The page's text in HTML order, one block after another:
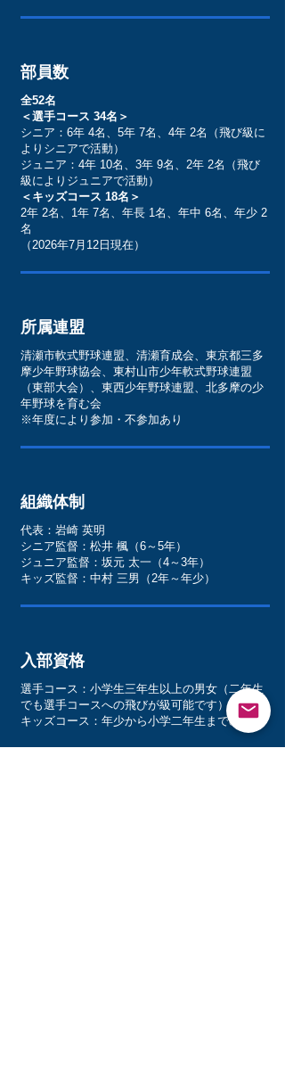
部員数
全52名
＜選手コース 34名＞
シニア：6年 4名、5年 7名、4年 2名（飛び級に
よりシニアで活動）
ジュニア：4年 10名、3年 9名、 2年 2名（飛び
級によりジュニアで活動）
＜キッズコース 18名＞
2年 2名、1年 7名、年長 1名、年中 6名、年少 2
名
（2026年7月12日現在）
所属連盟
清瀬市軟式野球連盟、清瀬育成会、東京都三多
摩少年野球協会、東村山市少年軟式野球連盟
（東部大会）、東西少年野球連盟、北多摩の少
年野球を育む会
※​年度により参加・不参加あり
組織体制
代表：岩崎 英明
​シニア監督：松井 楓（6～5年）
ジュニア監督：坂元 太一（4～3年）
​キッズ監督：中村 三男（2年～年少）
入部資格
選手コース：小学生三年生以上の男女（二年生
でも選手コースへの飛びが級可能です）
​キッズコース：年少から小学二年生までの男女